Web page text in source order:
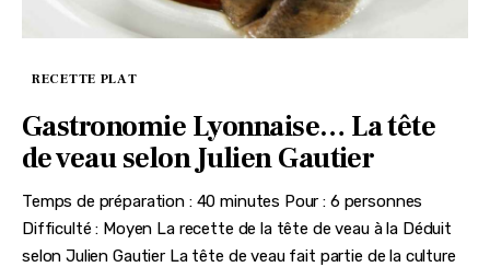
RECETTE PLAT
Gastronomie Lyonnaise… La tête
de veau selon Julien Gautier
Temps de préparation : 40 minutes Pour : 6 personnes
Difficulté : Moyen La recette de la tête de veau à la Déduit
selon Julien Gautier La tête de veau fait partie de la culture